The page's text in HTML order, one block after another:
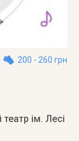
200 - 260 грн
ім. Лесі